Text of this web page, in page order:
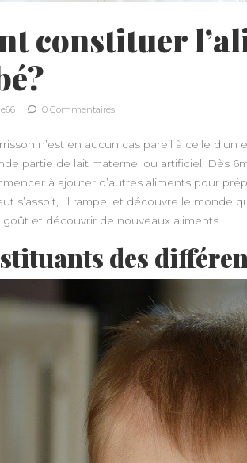
constituer
0 Commentaires
n’est en aucun cas pareil à celle
partie de lait maternel ou artificiel. Dès
à ajouter d’autres aliments pour
s’assoit, il rampe, et découvre le monde
et découvrir de nouveaux aliments.
des